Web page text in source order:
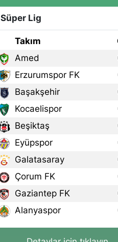
Süper Lig
Takım
Amed
Erzurumspor FK
Başakşehir
Kocaelispor
Beşiktaş
Eyüpspor
Galatasaray
Çorum FK
Gaziantep FK
Alanyaspor